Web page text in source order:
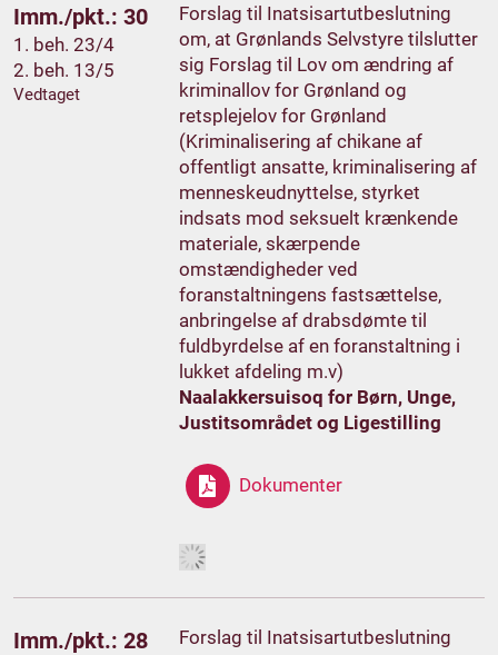
Imm./pkt.: 30
1. beh. 23/4
2. beh. 13/5
Vedtaget
Forslag til Inatsisartutbeslutning
om, at Grønlands Selvstyre tilslutter
sig Forslag til Lov om ændring af
kriminallov for Grønland og
retsplejelov for Grønland
(Kriminalisering af chikane af
offentligt ansatte, kriminalisering af
menneskeudnyttelse, styrket
indsats mod seksuelt krænkende
materiale, skærpende
omstændigheder ved
foranstaltningens fastsættelse,
anbringelse af drabsdømte til
fuldbyrdelse af en foranstaltning i
lukket afdeling m.v)
Naalakkersuisoq for Børn, Unge,
Justitsområdet og Ligestilling
Dokumenter
Imm./pkt.: 28
Forslag til Inatsisartutbeslutning